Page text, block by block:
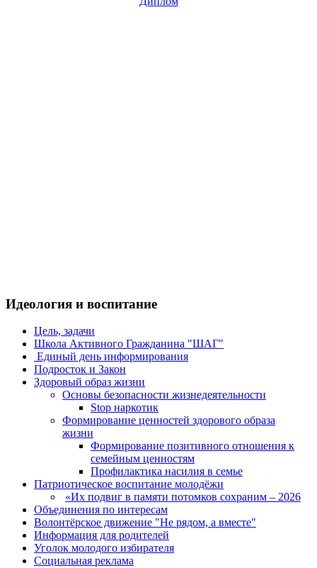
Идеология и воспитание
Цель, задачи
Школа Активного Гражданина "ШАГ"
Единый день информирования
Подросток и Закон
Здоровый образ жизни
Основы безопасности жизнедеятельности
Stop наркотик
Формирование ценностей здорового образа
жизни
Формирование позитивного отношения к
семейным ценностям
Профилактика насилия в семье
Патриотическое воспитание молодёжи
«Их подвиг в памяти потомков сохраним – 2026
Объединения по интересам
Волонтёрское движение "Не рядом, а вместе"
Информация для родителей
Уголок молодого избирателя
Социальная реклама